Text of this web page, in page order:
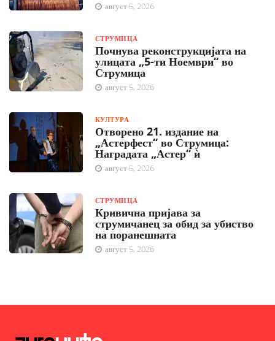
август 5, 2026
СТРУМИЦА
Почнува реконструкцијата на
улицата „5-ти Ноември“ во
Струмица
август 5, 2026
КУЛТУРА
Отворено 21. издание на
„Астерфест“ во Струмица:
Наградата „Астер“ ѝ
август 5, 2026
СТРУМИЦА
Кривична пријава за
струмичанец за обид за убиство
на поранешната
август 5, 2026